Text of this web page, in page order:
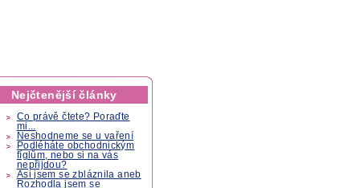
Nejčtenější články
Co právě čtete? Poraďte
mi...
Neshodneme se u vaření
Podléháte obchodnickým
fíglům, nebo si na vás
nepřijdou?
Asi jsem se zbláznila aneb
Rozhodla jsem se